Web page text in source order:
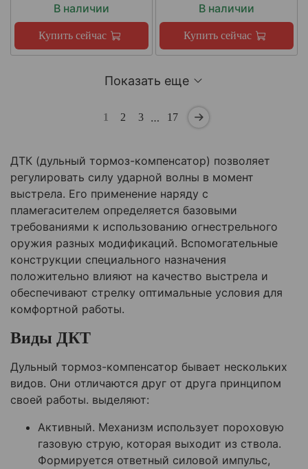
В наличии
Купить сейчас
В наличии
Купить сейчас
Показать еще
1 2 3 … 17
ДТК (дульный тормоз-компенсатор) позволяет
регулировать силу ударной волны в момент
выстрела. Его применение наряду с
пламегасителем определяется базовыми
требованиями к использованию огнестрельного
оружия разных модификаций. Вспомогательные
конструкции специального назначения
положительно влияют на качество выстрела и
обеспечивают стрелку оптимальные условия для
комфортной работы.
Виды ДКТ
Дульный тормоз-компенсатор бывает нескольких
видов. Они отличаются друг от друга принципом
своей работы. выделяют:
Активный. Механизм использует пороховую
газовую струю, которая выходит из ствола.
Формируется ответный силовой импульс,